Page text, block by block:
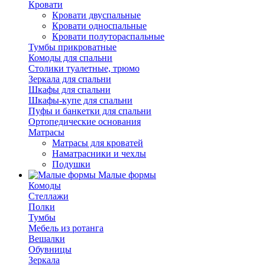
Кровати
Кровати двуспальные
Кровати односпальные
Кровати полутораспальные
Тумбы прикроватные
Комоды для спальни
Столики туалетные, трюмо
Зеркала для спальни
Шкафы для спальни
Шкафы-купе для спальни
Пуфы и банкетки для спальни
Ортопедические основания
Матрасы
Матрасы для кроватей
Наматрасники и чехлы
Подушки
Малые формы
Комоды
Стеллажи
Полки
Тумбы
Мебель из ротанга
Вешалки
Обувницы
Зеркала